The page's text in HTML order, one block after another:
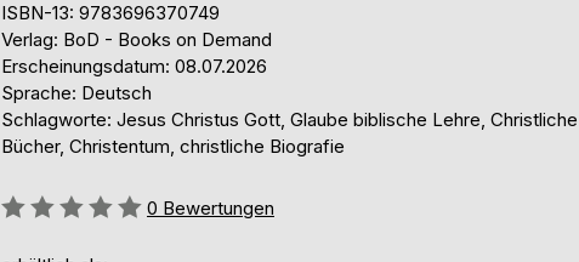
ISBN-13: 9783696370749
Verlag: BoD - Books on Demand
Erscheinungsdatum: 08.07.2026
Sprache: Deutsch
Schlagworte: Jesus Christus Gott, Glaube biblische Lehre, Christliche
Bücher, Christentum, christliche Biografie
Bewertung::
0 Bewertungen